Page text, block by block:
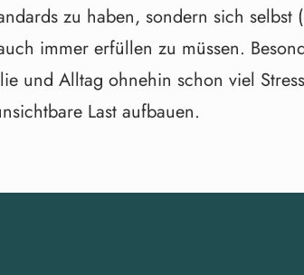
zu haben, sondern sich
immer erfüllen zu müssen.
und Alltag ohnehin schon viel
Last aufbauen.